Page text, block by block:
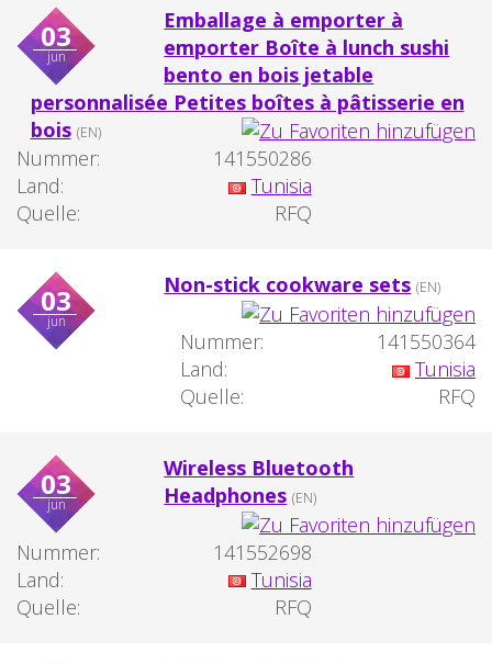
03
jun
Emballage à emporter à
emporter Boîte à lunch sushi
bento en bois jetable
personnalisée Petites boîtes à pâtisserie en
bois (EN)
Nummer:
141550286
Land:
Tunisia
Quelle:
RFQ
03
jun
Non-stick cookware sets (EN)
Nummer:
141550364
Land:
Tunisia
Quelle:
RFQ
03
jun
Wireless Bluetooth
Headphones (EN)
Nummer:
141552698
Land:
Tunisia
Quelle:
RFQ